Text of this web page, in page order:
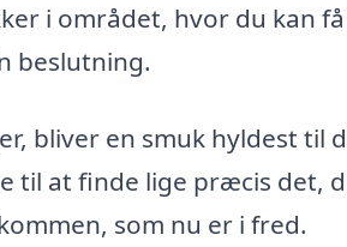
i området, hvor du kan få
beslutning.
bliver en smuk hyldest til
til at finde lige præcis det,
som nu er i fred.